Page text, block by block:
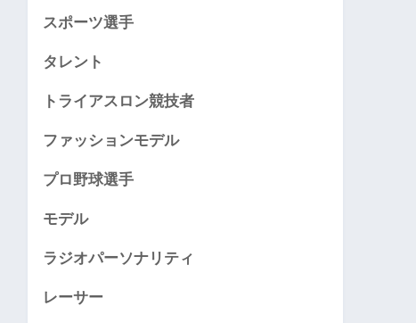
スポーツ選手
タレント
トライアスロン競技者
ファッションモデル
プロ野球選手
モデル
ラジオパーソナリティ
レーサー